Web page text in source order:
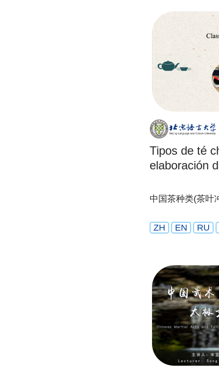
Tipos de té
elaboración
中国茶种类(茶叶
ZH EN RU